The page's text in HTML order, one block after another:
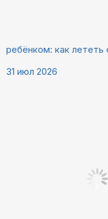
ребёнком: как лететь
31 июл 2026